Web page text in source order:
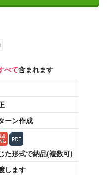
べて含まれます
ーン作成
た形式で納品(複数可)
します